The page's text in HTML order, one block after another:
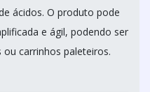
ácidos. O produto pode
e ágil, podendo ser
carrinhos paleteiros.